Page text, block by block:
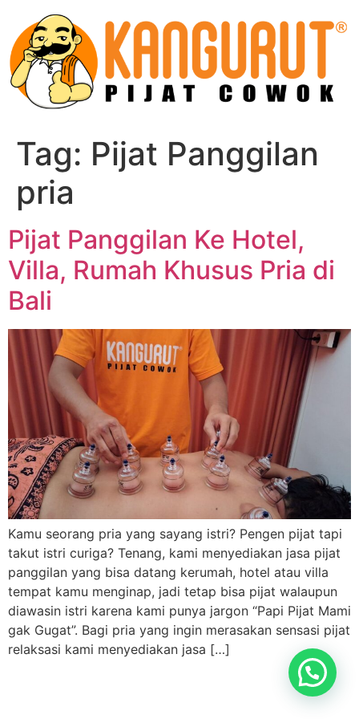
content
Tag: Pijat Panggilan
pria
Pijat Panggilan Ke Hotel,
Villa, Rumah Khusus Pria di
Bali
Kamu seorang pria yang sayang istri? Pengen pijat tapi
takut istri curiga? Tenang, kami menyediakan jasa pijat
panggilan yang bisa datang kerumah, hotel atau villa
tempat kamu menginap, jadi tetap bisa pijat walaupun
diawasin istri karena kami punya jargon “Papi Pijat Mami
gak Gugat”. Bagi pria yang ingin merasakan sensasi pijat
relaksasi kami menyediakan jasa […]